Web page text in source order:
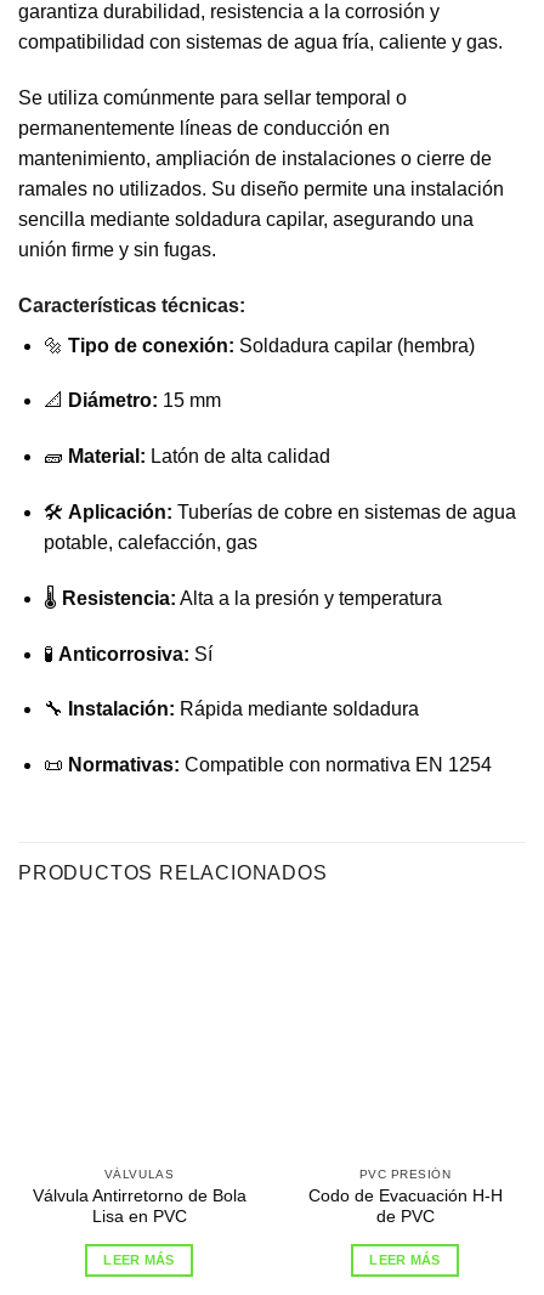
garantiza durabilidad, resistencia a la corrosión y
compatibilidad con sistemas de agua fría, caliente y gas.
Se utiliza comúnmente para sellar temporal o
permanentemente líneas de conducción en
mantenimiento, ampliación de instalaciones o cierre de
ramales no utilizados. Su diseño permite una instalación
sencilla mediante soldadura capilar, asegurando una
unión firme y sin fugas.
Características técnicas:
🔩 Tipo de conexión: Soldadura capilar (hembra)
📐 Diámetro: 15 mm
🧱 Material: Latón de alta calidad
🛠️ Aplicación: Tuberías de cobre en sistemas de agua
potable, calefacción, gas
🌡️ Resistencia: Alta a la presión y temperatura
🧪 Anticorrosiva: Sí
🔧 Instalación: Rápida mediante soldadura
📜 Normativas: Compatible con normativa EN 1254
PRODUCTOS RELACIONADOS
VÁLVULAS
Válvula Antirretorno de Bola
Lisa en PVC
LEER MÁS
PVC PRESIÓN
Codo de Evacuación H-H
de PVC
LEER MÁS